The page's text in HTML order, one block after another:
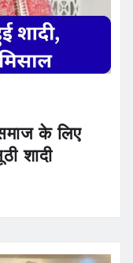
के लिए
शादी